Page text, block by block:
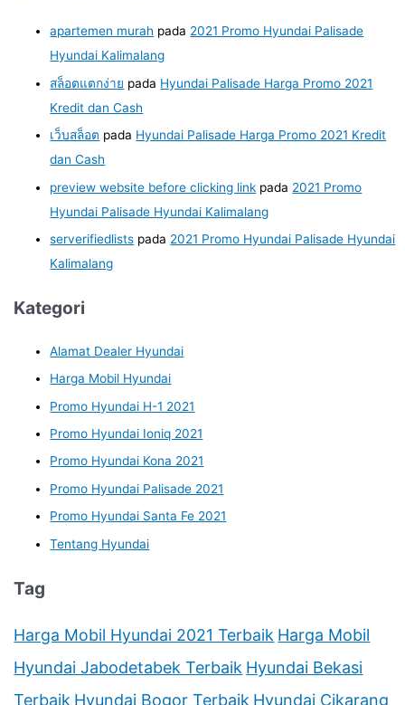
apartemen murah pada 2021 Promo Hyundai Palisade
Hyundai Kalimalang
สล็อตแตกง่าย pada Hyundai Palisade Harga Promo 2021
Kredit dan Cash
เว็บสล็อต pada Hyundai Palisade Harga Promo 2021 Kredit
dan Cash
preview website before clicking link pada 2021 Promo
Hyundai Palisade Hyundai Kalimalang
serverifiedlists pada 2021 Promo Hyundai Palisade Hyundai
Kalimalang
Kategori
Alamat Dealer Hyundai
Harga Mobil Hyundai
Promo Hyundai H-1 2021
Promo Hyundai Ioniq 2021
Promo Hyundai Kona 2021
Promo Hyundai Palisade 2021
Promo Hyundai Santa Fe 2021
Tentang Hyundai
Tag
Harga Mobil Hyundai 2021 Terbaik Harga Mobil
Hyundai Jabodetabek Terbaik Hyundai Bekasi
Terbaik Hyundai Bogor Terbaik Hyundai Cikarang